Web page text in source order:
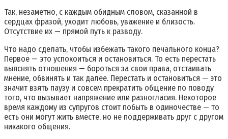
Так, незаметно, с каждым обидным словом, сказанной в
сердцах фразой, уходит любовь, уважение и близость.
Отсутствие их — прямой путь к разводу.
Что надо сделать, чтобы избежать такого печального конца?
Первое — это успокоиться и остановиться. То есть перестать
выяснять отношения — бороться за свои права, отстаивать
мнение, обвинять и так далее. Перестать и остановиться — это
значит взять паузу и совсем прекратить общение по поводу
того, что вызывает напряжение или разногласия. Некоторое
время каждому из супругов стоит побыть в одиночестве — то
есть они могут жить вместе, но не поддерживать друг с другом
никакого общения.